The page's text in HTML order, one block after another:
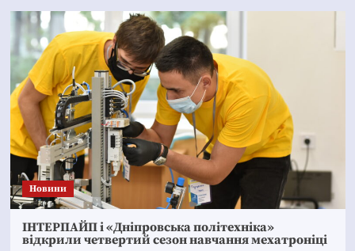
Новини
ІНТЕРПАЙП і «Дніпровська політехніка»
відкрили четвертий сезон навчання мехатроніці